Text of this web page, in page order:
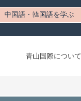
中国語・韓国語を学ぶ
青山国際について